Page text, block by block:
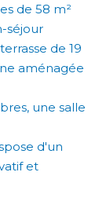
de 58 m²
séjour
de 19
aménagée
une salle
d'un
et